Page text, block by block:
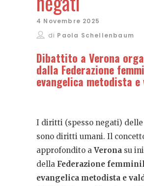
4 Novembre 2025
di Paola Schellenbaum
Dibattito a Verona
dalla Federazione
evangelica metodista e
I diritti (spesso negati) delle
sono diritti umani. Il
approfondito a Verona su
della Federazione
evangelica metodista e